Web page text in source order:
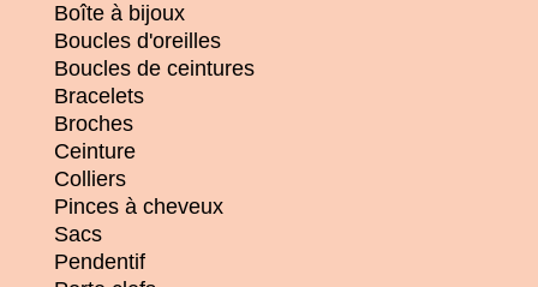
Boîte à bijoux
Boucles d'oreilles
Boucles de ceintures
Bracelets
Broches
Ceinture
Colliers
Pinces à cheveux
Sacs
Pendentif